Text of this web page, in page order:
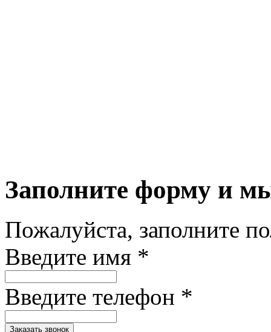
Заполните форму и
Пожалуйста, заполните
Введите имя *
Введите телефон *